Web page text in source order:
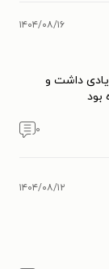
۱۴۰۴/۰۸/۱۶
داشت و
بود
۰
۱۴۰۴/۰۸/۱۲